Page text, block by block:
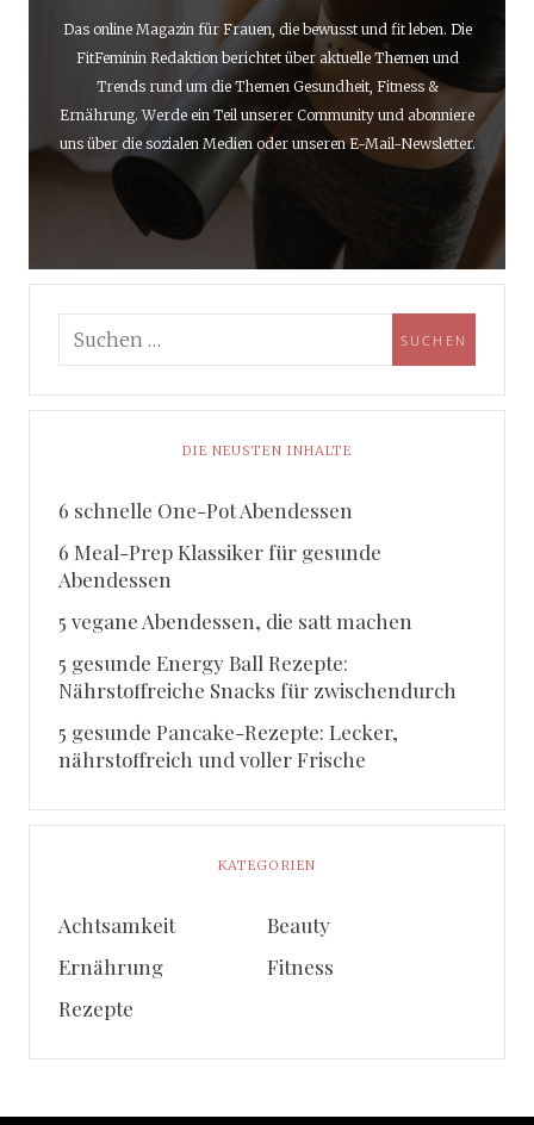
Das online Magazin für Frauen, die bewusst und fit leben. Die
FitFeminin Redaktion berichtet über aktuelle Themen und
Trends rund um die Themen Gesundheit, Fitness &
Ernährung. Werde ein Teil unserer Community und abonniere
uns über die sozialen Medien oder unseren E-Mail-Newsletter.
DIE NEUSTEN INHALTE
6 schnelle One-Pot Abendessen
6 Meal-Prep Klassiker für gesunde
Abendessen
5 vegane Abendessen, die satt machen
5 gesunde Energy Ball Rezepte:
Nährstoffreiche Snacks für zwischendurch
5 gesunde Pancake-Rezepte: Lecker,
nährstoffreich und voller Frische
KATEGORIEN
Achtsamkeit
Beauty
Ernährung
Fitness
Rezepte